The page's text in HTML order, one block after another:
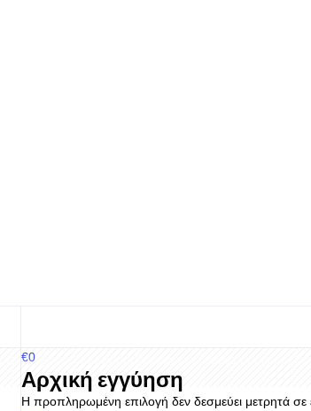
€0
Αρχική εγγύηση
Η προπληρωμένη επιλογή δεν δεσμεύει μετρητά σε